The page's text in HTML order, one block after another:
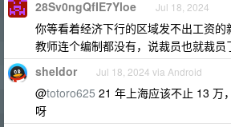
28Sv0ngQfIE7Yloe Jul 18, 2024
你等看着经济下行的区域发不出工资
教师连个编制都没有，说裁员也就裁员
sheldor Jul 18, 2024 via Android
@totoro625 21 年上海应该不止 13 万
呀